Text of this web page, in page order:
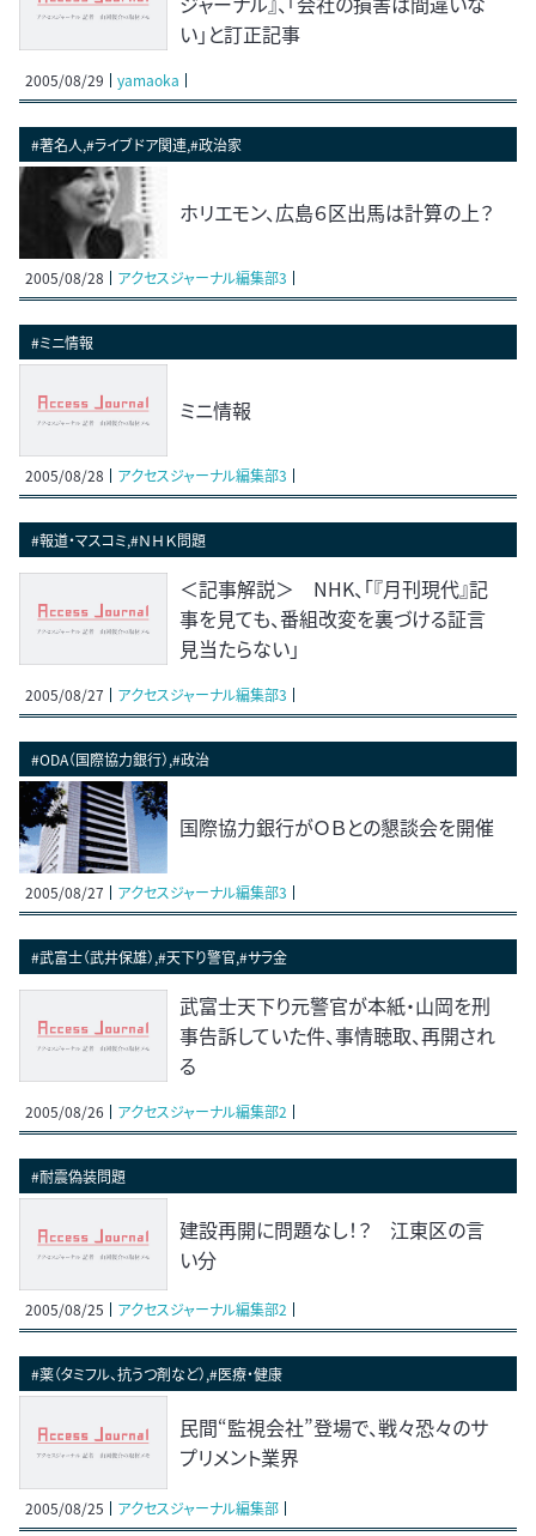
い」と訂正記事
2005/08/29 yamaoka
#著名人,#ライブドア関連,#政治家
ホリエモン、広島６区出馬は計算の上？
2005/08/28 アクセスジャーナル編集部3
#ミニ情報
ミニ情報
2005/08/28 アクセスジャーナル編集部3
#報道・マスコミ,#ＮＨＫ問題
＜記事解説＞ NHK、「『月刊現代』記
事を見ても、番組改変を裏づける証言
見当たらない」
2005/08/27 アクセスジャーナル編集部3
#ODA（国際協力銀行）,#政治
国際協力銀行がＯＢとの懇談会を開催
2005/08/27 アクセスジャーナル編集部3
#武富士（武井保雄）,#天下り警官,#サラ金
武富士天下り元警官が本紙・山岡を刑
事告訴していた件、事情聴取、再開され
る
2005/08/26 アクセスジャーナル編集部2
#耐震偽装問題
建設再開に問題なし！？ 江東区の言
い分
2005/08/25 アクセスジャーナル編集部2
#薬（タミフル、抗うつ剤など）,#医療・健康
民間“監視会社”登場で、戦々恐々のサ
プリメント業界
2005/08/25 アクセスジャーナル編集部